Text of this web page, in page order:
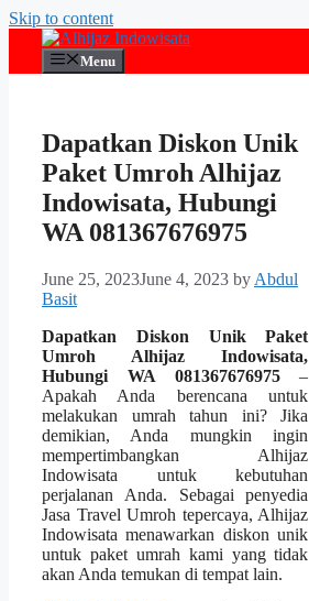
Skip to content
Menu
Dapatkan Diskon Unik
Paket Umroh Alhijaz
Indowisata, Hubungi
WA 081367676975
June 25, 2023June 4, 2023 by Abdul
Basit
Dapatkan Diskon Unik Paket
Umroh Alhijaz Indowisata,
Hubungi WA 081367676975–
Apakah Anda berencana untuk
melakukan umrah tahun ini? Jika
demikian, Anda mungkin ingin
mempertimbangkan Alhijaz
Indowisata untuk kebutuhan
perjalanan Anda. Sebagai penyedia
Jasa Travel Umroh tepercaya, Alhijaz
Indowisata menawarkan diskon unik
untuk paket umrah kami yang tidak
akan Anda temukan di tempat lain.